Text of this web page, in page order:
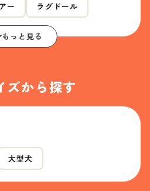
ー ラグドール
もっと見る
ズから探す
大型犬